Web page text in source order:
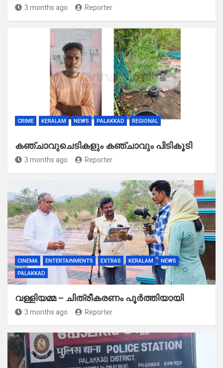
3 months ago Reporter
CRIME KERALAM NEWS PALAKKAD REGIONAL
കഞ്ചാവുചെടികളും കഞ്ചാവും പിടികൂടി
3 months ago Reporter
CINEMA ENTERTAINMENTS EXTRAS KERALAM
NEWS
PALAKKAD
വള്ളിയമ്മ – ചിത്രീകരണം പൂർത്തിയായി
3 months ago Reporter